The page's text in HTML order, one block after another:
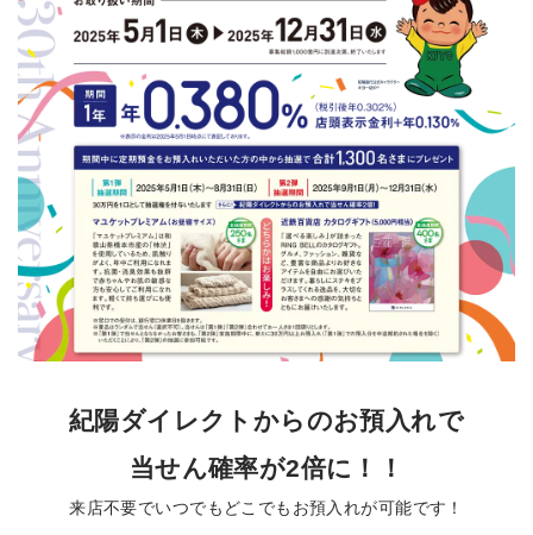
紀陽ダイレクトからのお預入れで
当せん確率が2倍に！！
来店不要でいつでもどこでもお預入れが可能です！